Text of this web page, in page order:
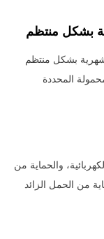
بشكل منتظم
والحماية من